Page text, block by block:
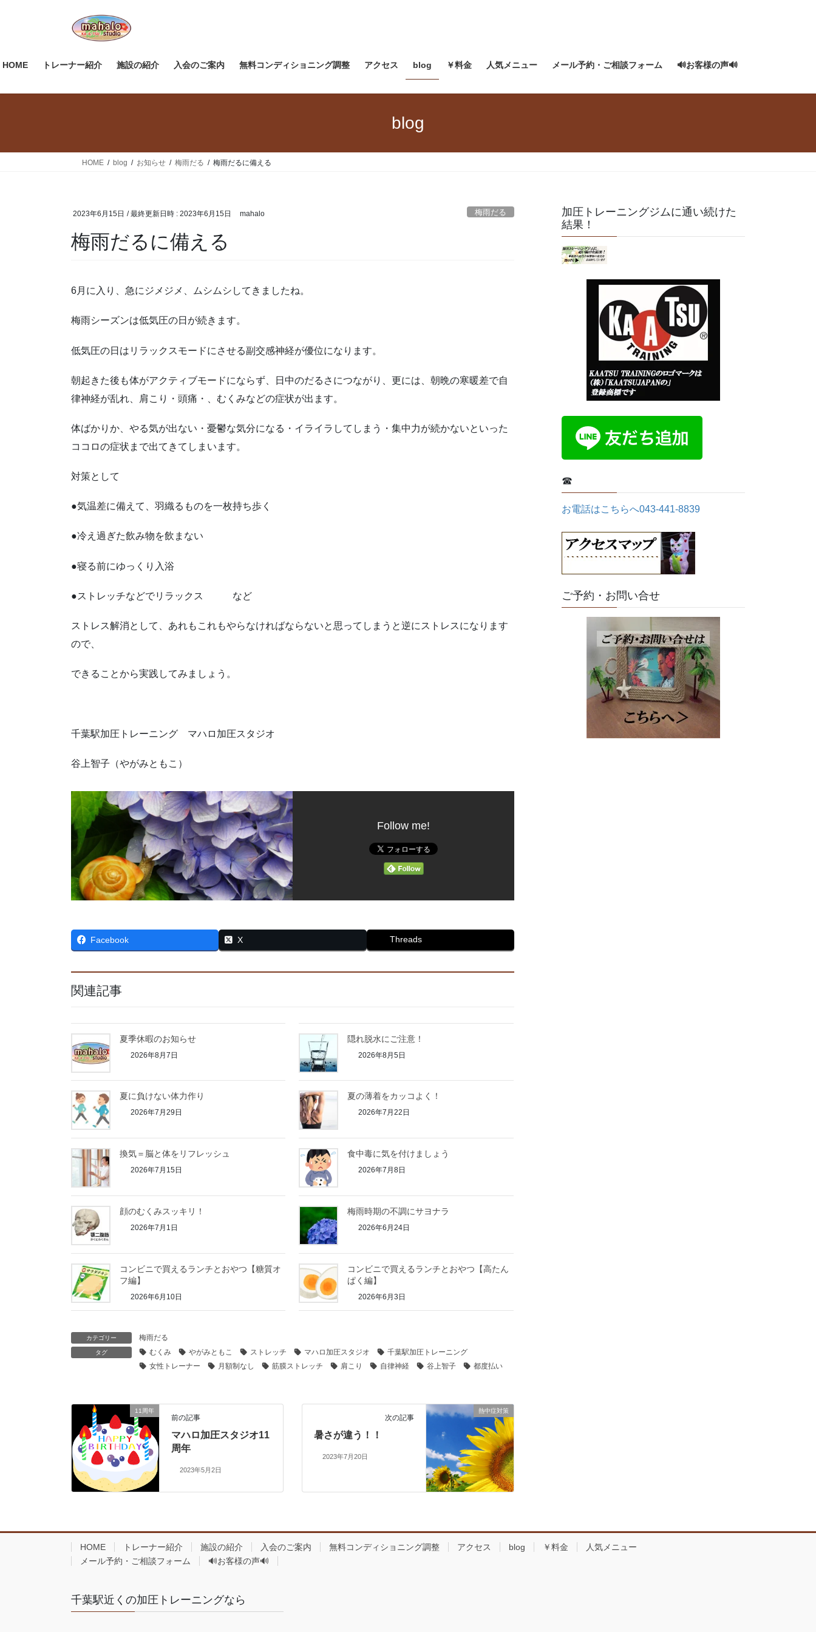
ツ
ス
シ
ン
HOME トレーナー紹介 施設の紹介 入会のご案内 無料コンディショニング調整 アクセス blog ￥料金 人気メニュー メール予約・ご相談フォーム 🔊お客様の声🔊
blog
HOME blog お知らせ 梅雨だる 梅雨だるに備える
2023年6月15日 / 最終更新日時 : 2023年6月15日 mahalo 梅雨だる
梅雨だるに備える
6月に入り、急にジメジメ、ムシムシしてきましたね。
梅雨シーズンは低気圧の日が続きます。
低気圧の日はリラックスモードにさせる副交感神経が優位になります。
朝起きた後も体がアクティブモードにならず、日中のだるさにつながり、更には、朝晩の寒暖差で自
律神経が乱れ、肩こり・頭痛・、むくみなどの症状が出ます。
体ばかりか、やる気が出ない・憂鬱な気分になる・イライラしてしまう・集中力が続かないといった
ココロの症状まで出てきてしまいます。
対策として
●気温差に備えて、羽織るものを一枚持ち歩く
●冷え過ぎた飲み物を飲まない
●寝る前にゆっくり入浴
●ストレッチなどでリラックス など
ストレス解消として、あれもこれもやらなければならないと思ってしまうと逆にストレスになります
ので、
できることから実践してみましょう。
千葉駅加圧トレーニング マハロ加圧スタジオ
谷上智子（やがみともこ）
Follow me!
Facebook X Threads
関連記事
夏季休暇のお知らせ
2026年8月7日
隠れ脱水にご注意！
2026年8月5日
夏に負けない体力作り
2026年7月29日
夏の薄着をカッコよく！
2026年7月22日
換気＝脳と体をリフレッシュ
2026年7月15日
食中毒に気を付けましょう
2026年7月8日
顔のむくみスッキリ！
2026年7月1日
梅雨時期の不調にサヨナラ
2026年6月24日
コンビニで買えるランチとおやつ【糖質オ
フ編】
2026年6月10日
コンビニで買えるランチとおやつ【高たん
ぱく編】
2026年6月3日
カテゴリー 梅雨だる
タグ むくみ やがみともこ ストレッチ マハロ加圧スタジオ
千葉駅加圧トレーニング
女性トレーナー
月額制なし 筋膜ストレッチ 肩こり 自律神経 谷上智子 都度払い
11周年
前の記事
マハロ加圧スタジオ11
周年
2023年5月2日
熱中症対策
次の記事
暑さが違う！！
2023年7月20日
加圧トレーニングジムに通い続けた
結果！
☎
お電話はこちらへ043-441-8839
ご予約・お問い合せ
HOME トレーナー紹介 施設の紹介 入会のご案内 無料コンディショニング調整 アクセス blog ￥料金
人気メニュー
メール予約・ご相談フォーム
🔊お客様の声🔊
千葉駅近くの加圧トレーニングなら